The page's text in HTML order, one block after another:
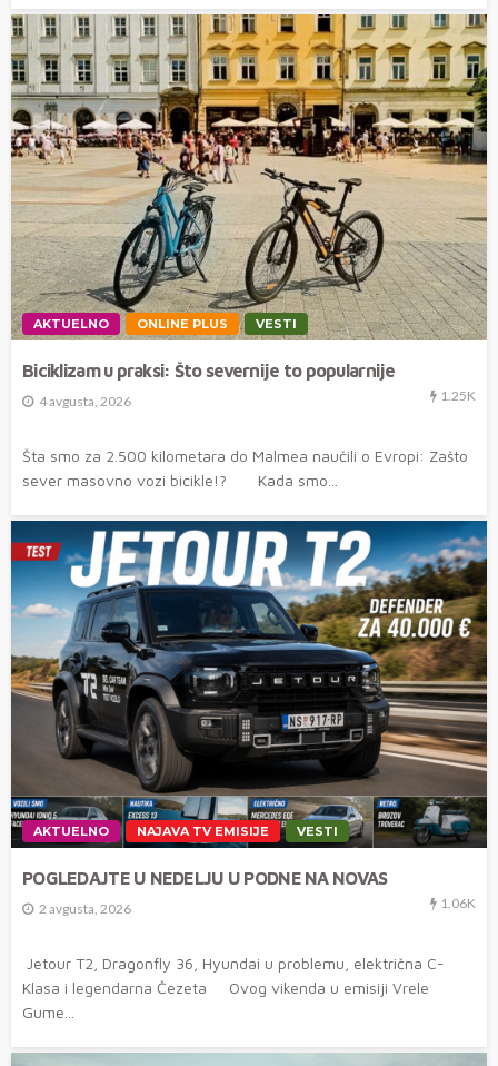
AKTUELNO ONLINE PLUS VESTI
Biciklizam u praksi: Što severnije to popularnije
4 avgusta, 2026 1.25K
Šta smo za 2.500 kilometara do Malmea naučili o Evropi: Zašto
sever masovno vozi bicikle!? Kada smo...
AKTUELNO NAJAVA TV EMISIJE VESTI
POGLEDAJTE U NEDELJU U PODNE NA NOVAS
2 avgusta, 2026 1.06K
Jetour T2, Dragonfly 36, Hyundai u problemu, električna C-
Klasa i legendarna Čezeta Ovog vikenda u emisiji Vrele
Gume...